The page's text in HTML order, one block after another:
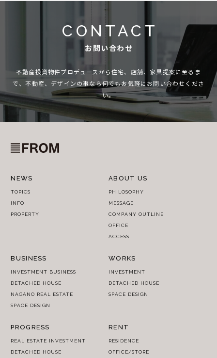
CONTACT
お問い合わせ
不動産投資物件プロデュースから住宅、店舗、家具提案に至るま
で、不動産、デザインの事なら何でもお気軽にお問い合わせくださ
い。
NEWS
TOPICS
INFO
PROPERTY
ABOUT US
PHILOSOPHY
MESSAGE
COMPANY OUTLINE
OFFICE
ACCESS
BUSINESS
INVESTMENT BUSINESS
DETACHED HOUSE
NAGANO REAL ESTATE
SPACE DESIGN
WORKS
INVESTMENT
DETACHED HOUSE
SPACE DESIGN
PROGRESS
REAL ESTATE INVESTMENT
DETACHED HOUSE
RENT
RESIDENCE
OFFICE/STORE